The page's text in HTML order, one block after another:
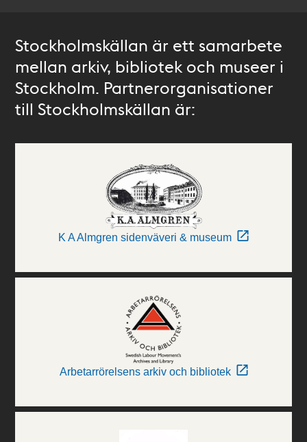
Stockholmskällan är ett samarbete
mellan arkiv, bibliotek och museer i
Stockholm. Partnerorganisationer
till Stockholmskällan är:
K A Almgren sidenväveri & museum
Arbetarrörelsens arkiv och bibliotek